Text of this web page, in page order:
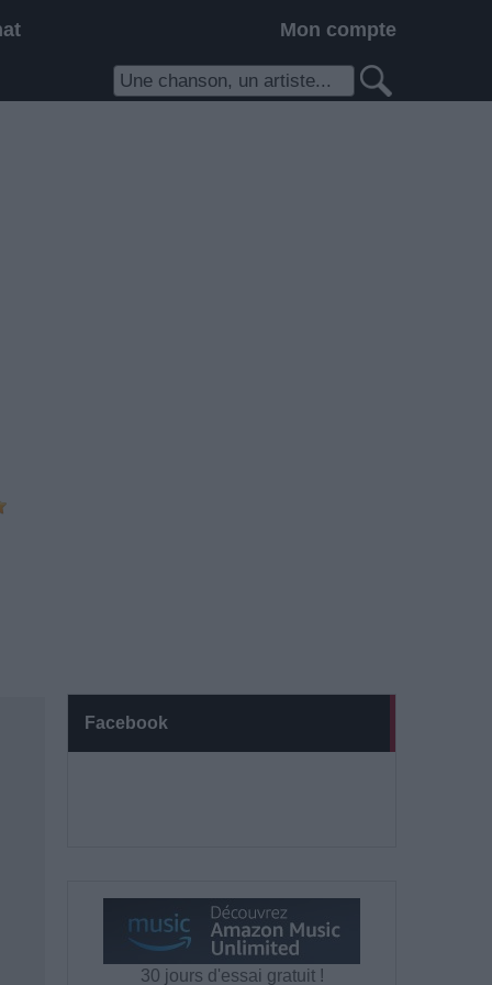
Mon compte
Facebook
30 jours d'essai gratuit !